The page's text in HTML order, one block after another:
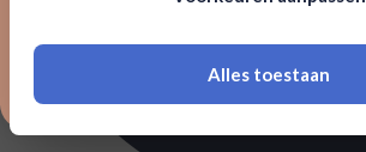
Alles toestaan